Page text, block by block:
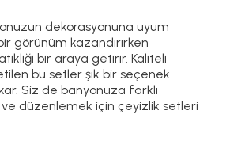
dekorasyonuna uyum
görünüm kazandırırken
bir araya getirir. Kaliteli
bu setler şık bir seçenek
Siz de banyonuza farklı
düzenlemek için çeyizlik setleri